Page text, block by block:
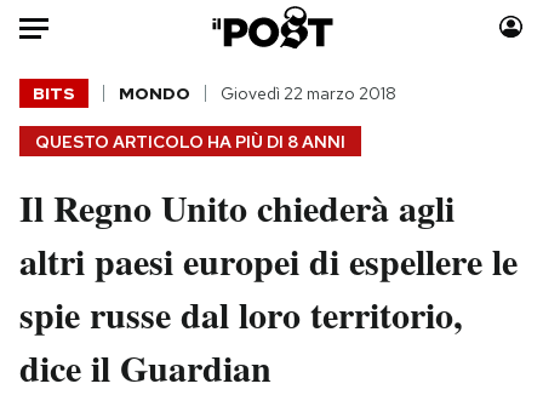
Auto
HOME
Italia
Politica
Tecnologia
Scienza
Moda
Consumismi
Storie/Idee
QUESTO ARTICOLO HA PIÙ DI 8 ANNI
BITS MONDO Giovedì 22 marzo 2018
Il Regno Unito chiederà agli
altri paesi europei di espellere le
spie russe dal loro territorio,
dice il Guardian